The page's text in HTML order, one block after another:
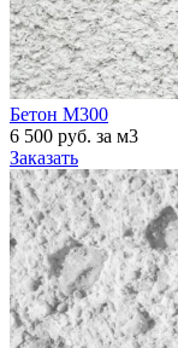
Бетон М300
6 500 руб. за м3
Заказать